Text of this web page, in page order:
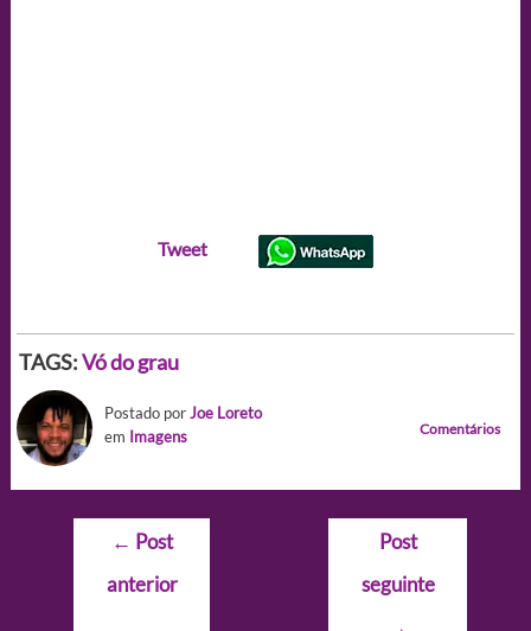
Tweet
TAGS:Vó do grau
Postado porJoe Loreto
em Imagens Comentários
Navegação
Post
← Post
anterior
Post
seguinte